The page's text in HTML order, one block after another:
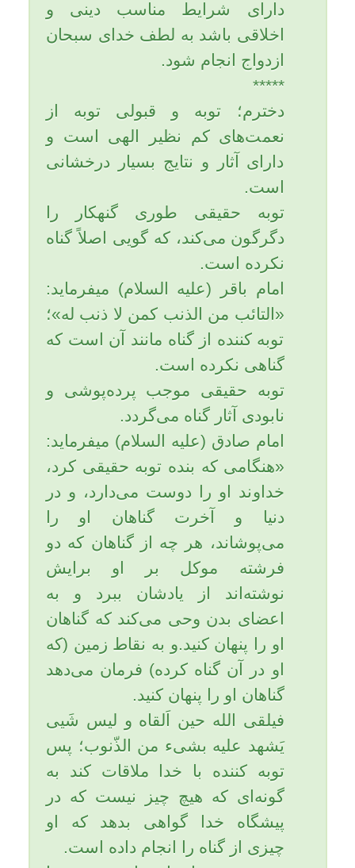
المُفَتَّنون التَّوابون»؛ و محبوب‌ترين
هستند كه در فتنه (گناه) واقع شوند
و بسيار توبه كنند.
پانزده‌گانه‌اش به پيشگاه خداوند
فَتَحت لِعبادك باباً الى عَفوِك،
سمّيتَه التّوبه، فقلت: توبوا الى الله
من! تو آن كسى هستى كه درى به
سوى عفوت براى بندگانت
گشوده‌اى و نام آن را توبه نهاده‌اى
كسانى كه از وارد شدن به اين در
گشوده غفلت كرده‌اند، چيست؟
عزیزم؛ البته يكى از اركان مهم
توبه، جبران گناه است، كه موجب
شستن آثار گناه شده و زدودن
جبران، در اسلام با عنوان «كفارات
و تكفير» «پوشاندن و پاك كردن»
«اِحباط» است، احباط يعنى انسان
با ارتكاب گناه، كارهاى نيك خود را
انسان با كارهاى نيك، آثار گناهان از
چهره جان خود بزدايد، به عبارت
روشن‌تر توبه داراى دو مرحله
است:
1). قطع و ترك گناه؛
در توبه کردن؛ فقط ترك گناه و
پشيمانى، كفايت نمى‌كند. بلكه بايد
پديد آورده‌اند با كارهاى نيك، جبران
جان با اعمال نيك. توصیه شده
است.
پیامبر اکرم (صلی الله علیه وآله و
سلّم) میفرماید: کسی که از گناهش
توبه کند :
هزار در رحمت می گشاید؛
2- هر صبح و شب در رضایت خدا
3- برای هر رکعت نماز مستحبی که